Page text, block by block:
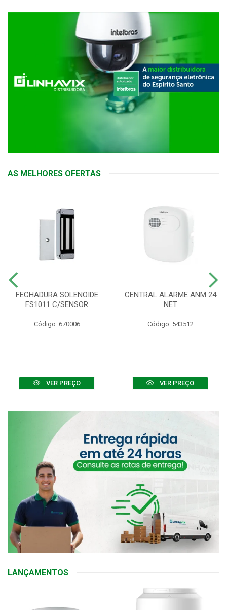
AS MELHORES OFERTAS
FECHADURA SOLENOIDE
FS1011 C/SENSOR
Código: 670006
VER PREÇO
CENTRAL ALARME ANM 24
NET
Código: 543512
VER PREÇO
LANÇAMENTOS